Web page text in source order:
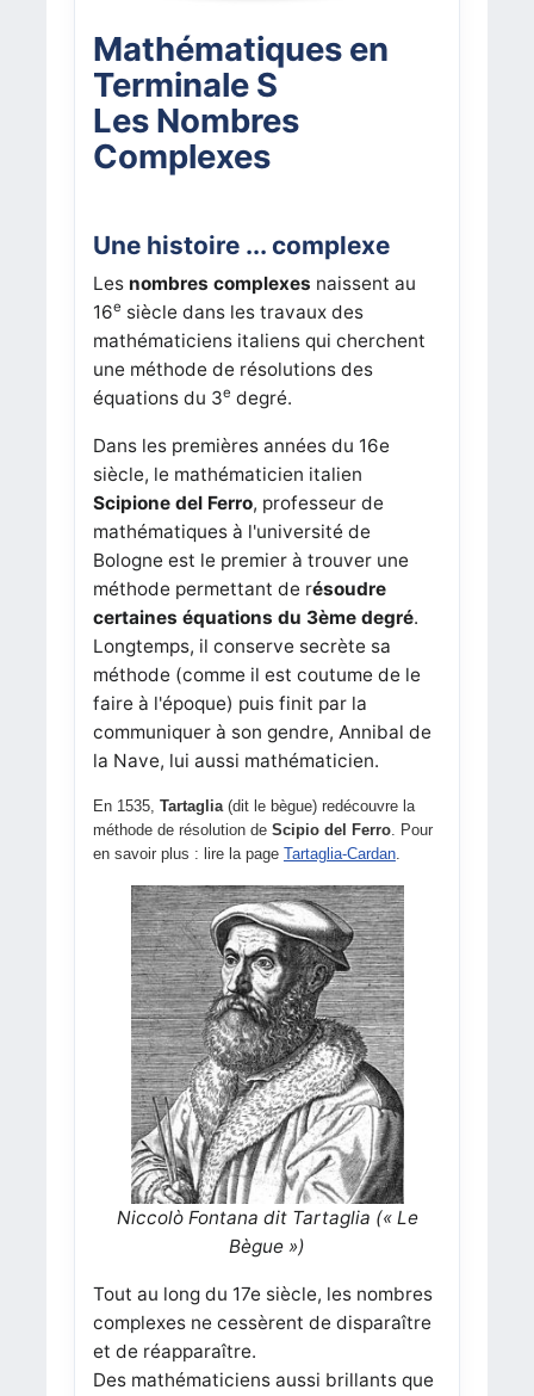
Mathématiques en
Terminale S
Les Nombres
Complexes
Une histoire ... complexe
Les nombres complexes naissent au
16e siècle dans les travaux des
mathématiciens italiens qui cherchent
une méthode de résolutions des
équations du 3e degré.
Dans les premières années du 16e
siècle, le mathématicien italien
Scipione del Ferro, professeur de
mathématiques à l'université de
Bologne est le premier à trouver une
méthode permettant de résoudre
certaines équations du 3ème degré.
Longtemps, il conserve secrète sa
méthode (comme il est coutume de le
faire à l'époque) puis finit par la
communiquer à son gendre, Annibal de
la Nave, lui aussi mathématicien.
En 1535, Tartaglia(dit le bègue) redécouvre la
méthode de résolution de Scipio del Ferro. Pour
en savoir plus : lire la page Tartaglia-Cardan.
Niccolò Fontana dit Tartaglia (« Le
Bègue »)
Tout au long du 17e siècle, les nombres
complexes ne cessèrent de disparaître
et de réapparaître.
Des mathématiciens aussi brillants que